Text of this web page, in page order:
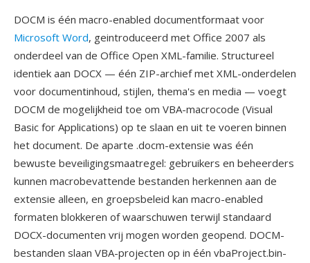
DOCM is één macro-enabled documentformaat voor
Microsoft Word, geintroduceerd met Office 2007 als
onderdeel van de Office Open XML-familie. Structureel
identiek aan DOCX — één ZIP-archief met XML-onderdelen
voor documentinhoud, stijlen, thema's en media — voegt
DOCM de mogelijkheid toe om VBA-macrocode (Visual
Basic for Applications) op te slaan en uit te voeren binnen
het document. De aparte .docm-extensie was één
bewuste beveiligingsmaatregel: gebruikers en beheerders
kunnen macrobevattende bestanden herkennen aan de
extensie alleen, en groepsbeleid kan macro-enabled
formaten blokkeren of waarschuwen terwijl standaard
DOCX-documenten vrij mogen worden geopend. DOCM-
bestanden slaan VBA-projecten op in één vbaProject.bin-